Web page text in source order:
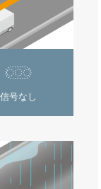
信号なし